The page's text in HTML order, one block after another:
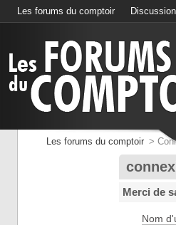
Les forums du comptoir
Les forums du comptoir >
Merci de
Nom